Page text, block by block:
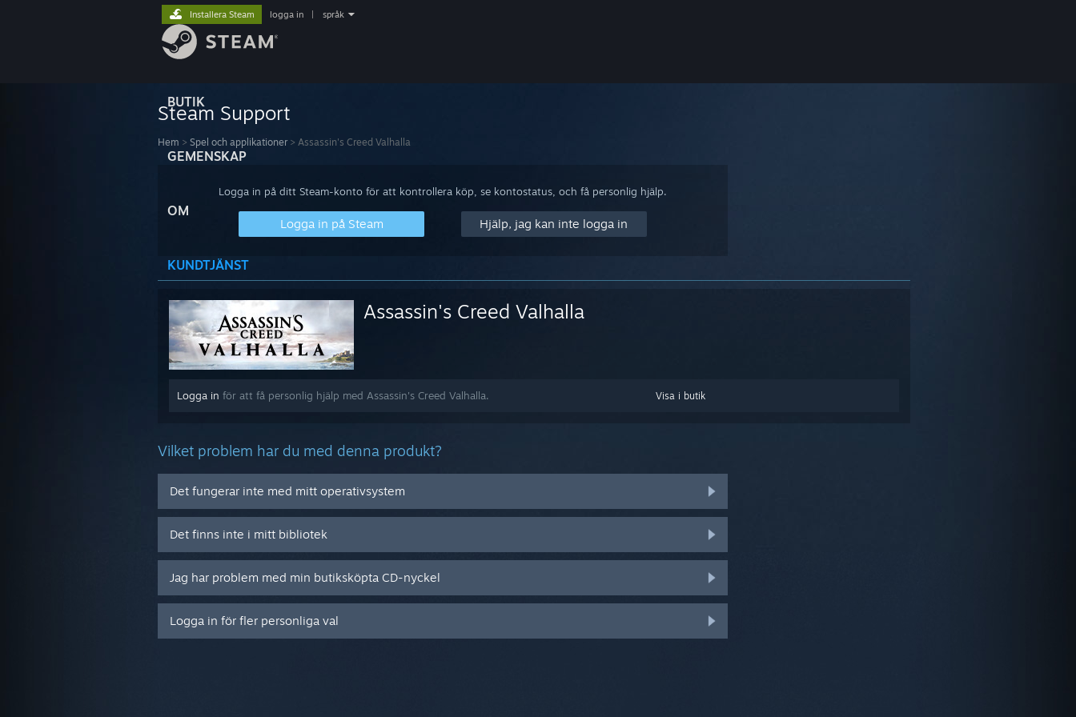
BUTIK
GEMENSKAP
OM
KUNDTJÄNST
Installera Steam logga in språk
Steam Support
Hem > Spel och applikationer > Assassin's Creed Valhalla
Logga in på ditt Steam-konto för att kontrollera köp, se kontostatus, och få personlig hjälp.
Logga in på Steam Hjälp, jag kan inte logga in
Assassin's Creed Valhalla
Visa i butik
Logga in för att få personlig hjälp med Assassin's Creed Valhalla.
Vilket problem har du med denna produkt?
Det fungerar inte med mitt operativsystem
Det finns inte i mitt bibliotek
Jag har problem med min butiksköpta CD-nyckel
Logga in för fler personliga val